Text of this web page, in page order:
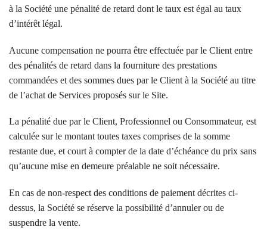
à la Société une pénalité de retard dont le taux est égal au taux
d’intérêt légal.
Aucune compensation ne pourra être effectuée par le Client entre
des pénalités de retard dans la fourniture des prestations
commandées et des sommes dues par le Client à la Société au titre
de l’achat de Services proposés sur le Site.
La pénalité due par le Client, Professionnel ou Consommateur, est
calculée sur le montant toutes taxes comprises de la somme
restante due, et court à compter de la date d’échéance du prix sans
qu’aucune mise en demeure préalable ne soit nécessaire.
En cas de non-respect des conditions de paiement décrites ci-
dessus, la Société se réserve la possibilité d’annuler ou de
suspendre la vente.